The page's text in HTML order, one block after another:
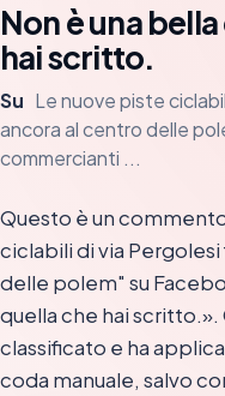
Non è una
hai scritto.
Su Le nuove piste
ancora al centro delle
commercianti ...
Questo è un
ciclabili di via
delle polem" su
quella che hai
classificato e ha
coda manuale, salvo